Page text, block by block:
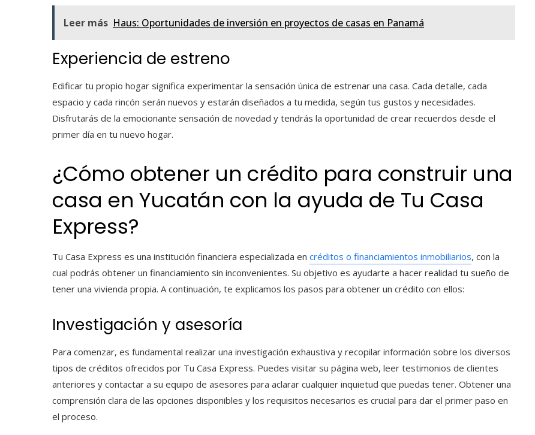
Leer más Haus: Oportunidades de inversión en proyectos de casas en Panamá
Experiencia de estreno
Edificar tu propio hogar significa experimentar la sensación única de estrenar una casa. Cada detalle, cada
espacio y cada rincón serán nuevos y estarán diseñados a tu medida, según tus gustos y necesidades.
Disfrutarás de la emocionante sensación de novedad y tendrás la oportunidad de crear recuerdos desde el
primer día en tu nuevo hogar.
¿Cómo obtener un crédito para construir una
casa en Yucatán con la ayuda de Tu Casa
Express?
Tu Casa Express es una institución financiera especializada en créditos o financiamientos inmobiliarios, con la
cual podrás obtener un financiamiento sin inconvenientes. Su objetivo es ayudarte a hacer realidad tu sueño de
tener una vivienda propia. A continuación, te explicamos los pasos para obtener un crédito con ellos:
Investigación y asesoría
Para comenzar, es fundamental realizar una investigación exhaustiva y recopilar información sobre los diversos
tipos de créditos ofrecidos por Tu Casa Express. Puedes visitar su página web, leer testimonios de clientes
anteriores y contactar a su equipo de asesores para aclarar cualquier inquietud que puedas tener. Obtener una
comprensión clara de las opciones disponibles y los requisitos necesarios es crucial para dar el primer paso en
el proceso.